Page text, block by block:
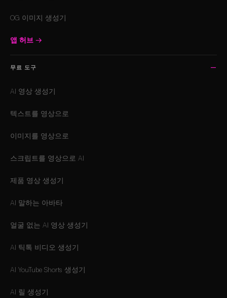
OG 이미지 생성기
앱 허브 →
무료 도구
AI 영상 생성기
텍스트를 영상으로
이미지를 영상으로
스크립트를 영상으로 AI
제품 영상 생성기
AI 말하는 아바타
얼굴 없는 AI 영상 생성기
AI 틱톡 비디오 생성기
AI YouTube Shorts 생성기
AI 릴 생성기